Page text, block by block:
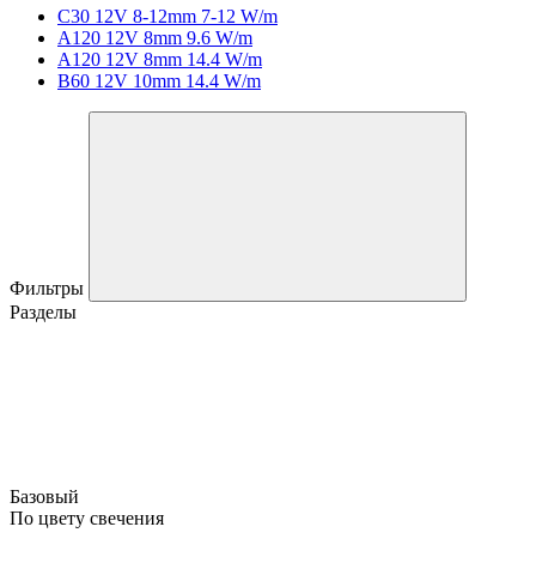
C30 12V 8-12mm 7-12 W/m
A120 12V 8mm 9.6 W/m
A120 12V 8mm 14.4 W/m
B60 12V 10mm 14.4 W/m
Фильтры
Разделы
Базовый
По цвету свечения